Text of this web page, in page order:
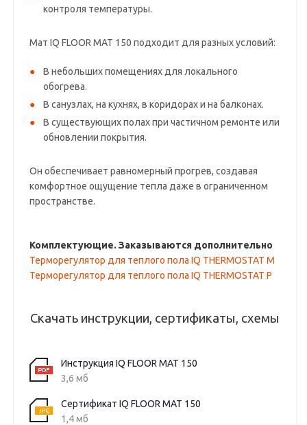
контроля температуры.
Мат IQ FLOOR MAT 150 подходит для разных условий:
В небольших помещениях для локального
обогрева.
В санузлах, на кухнях, в коридорах и на балконах.
В существующих полах при частичном ремонте или
обновлении покрытия.
Он обеспечивает равномерный прогрев, создавая
комфортное ощущение тепла даже в ограниченном
пространстве.
Комплектующие. Заказываются дополнительно
Терморегулятор для теплого пола IQ THERMOSTAT M
Терморегулятор для теплого пола IQ THERMOSTAT P
Скачать инструкции, сертификаты, схемы
Инструкция IQ FLOOR MAT 150
3,6 мб
Сертификат IQ FLOOR MAT 150
1,4 мб